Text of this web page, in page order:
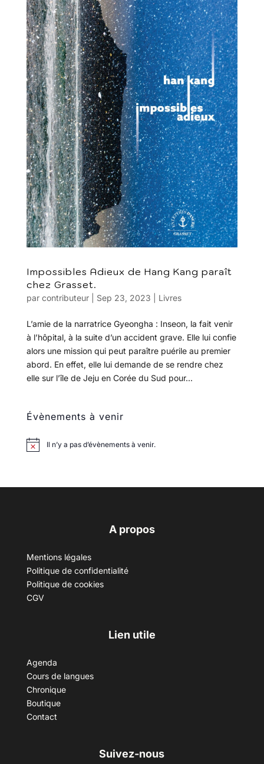
Impossibles Adieux de Hang Kang paraît
chez Grasset.
par contributeur| Sep 23, 2023 Livres
L’amie de la narratrice Gyeongha : Inseon, la fait venir
à l’hôpital, à la suite d’un accident grave. Elle lui confie
alors une mission qui peut paraître puérile au premier
abord. En effet, elle lui demande de se rendre chez
elle sur l’île de Jeju en Corée du Sud pour...
Évènements à venir
Il n’y a pas d’évènements à venir.
A propos
Mentions légales
Politique de confidentialité
Politique de cookies
CGV
Lien utile
Agenda
Cours de langues
Chronique
Boutique
Contact
Suivez-nous